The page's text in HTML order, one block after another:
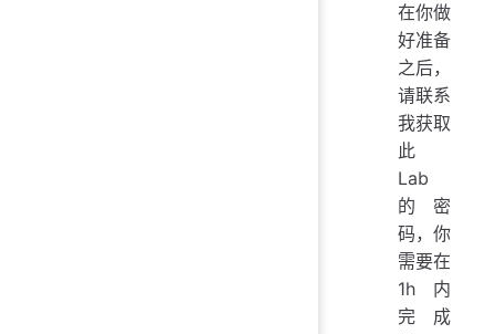
在你做
好准备
之后，
请联系
我获取
此
Lab
的密
码，你
需要在
1h 内
完成